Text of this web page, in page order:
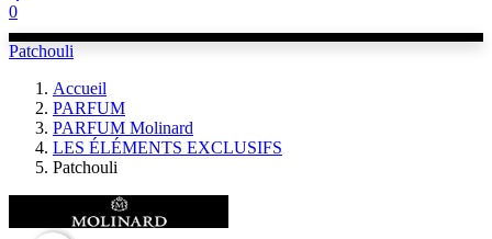
0
Patchouli
Accueil
PARFUM
PARFUM Molinard
LES ÉLÉMENTS EXCLUSIFS
Patchouli